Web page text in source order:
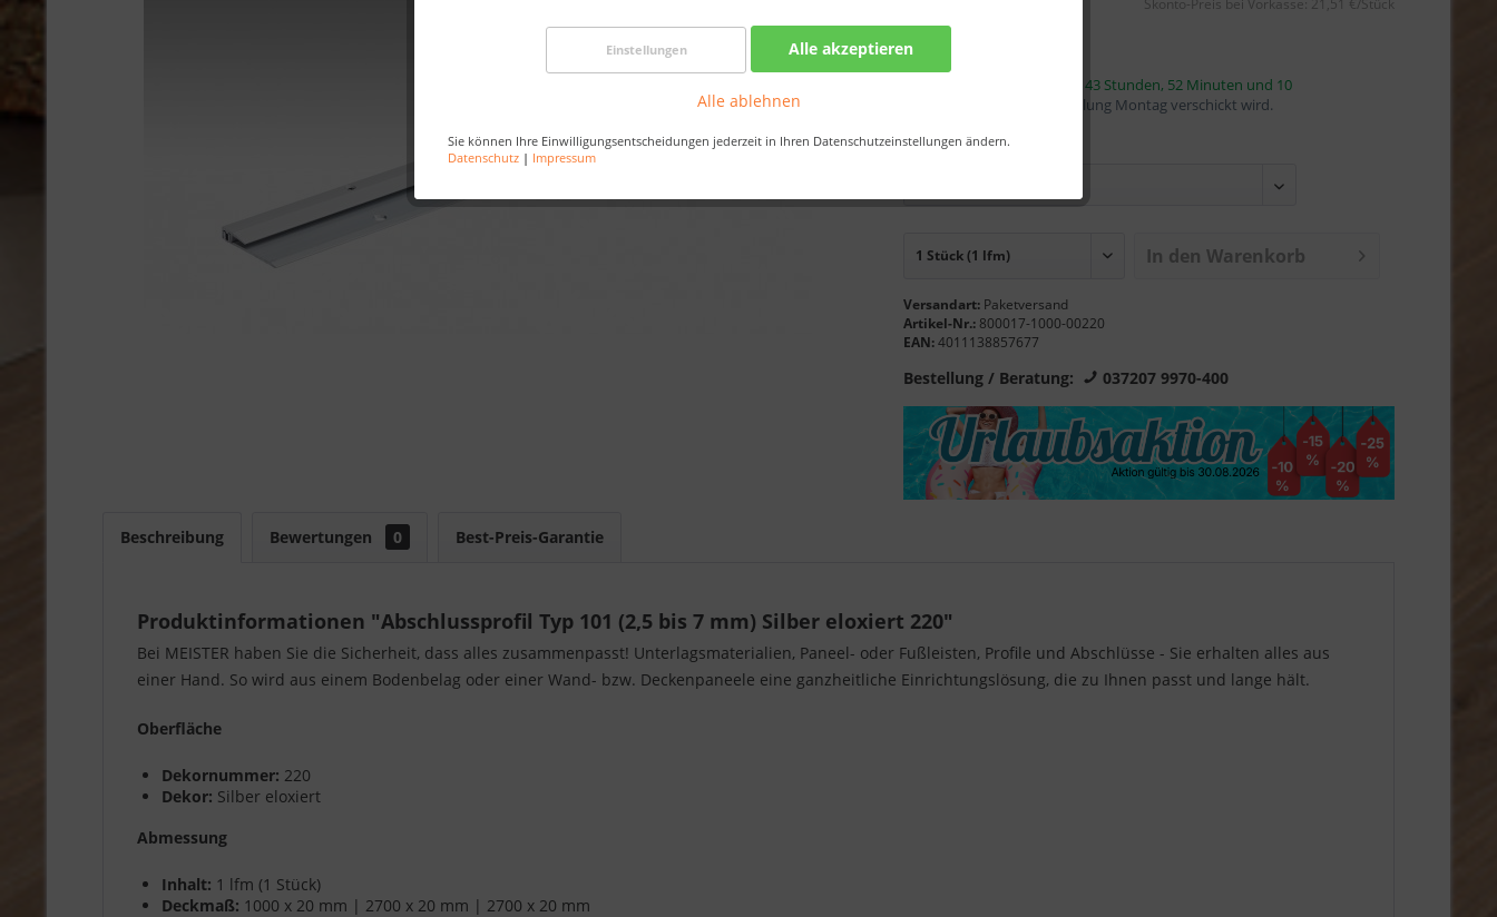
Einstellungen Alle akzeptieren
Alle ablehnen
Sie können Ihre Einwilligungsentscheidungen jederzeit in Ihren Datenschutzeinstellungen ändern.
Datenschutz | Impressum
Skonto-Preis bei Vorkasse: 21,51 €/Stück
Best-Preis-Garantie
Bestellen Sie innerhalb von43 Stunden, 52 Minuten und 9
, damit die Bestellung Montag verschickt wird.
Länge:
In den Warenkorb
Versandart: Paketversand
Artikel-Nr.: 800017-1000-00220
EAN:4011138857677
Bestellung / Beratung: 037207 9970-400
Beschreibung Bewertungen 0 Best-Preis-Garantie
Produktinformationen "Abschlussprofil Typ 101 (2,5 bis 7 mm) Silber eloxiert 220"
Bei MEISTER haben Sie die Sicherheit, dass alles zusammenpasst! Unterlagsmaterialien, Paneel- oder Fußleisten, Profile und Abschlüsse - Sie erhalten alles aus
einer Hand. So wird aus einem Bodenbelag oder einer Wand- bzw. Deckenpaneele eine ganzheitliche Einrichtungslösung, die zu Ihnen passt und lange hält.
Oberfläche
Dekornummer: 220
Dekor: Silber eloxiert
Abmessung
Inhalt: 1 lfm (1 Stück)
Deckmaß: 1000 x 20 mm | 2700 x 20 mm | 2700 x 20 mm